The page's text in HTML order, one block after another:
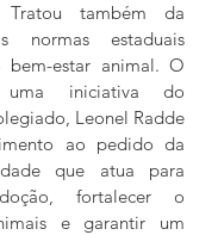
Tratou também da
normas estaduais
bem-estar animal. O
iniciativa do
Leonel Radde
ao pedido da
que atua para
fortalecer o
e garantir um